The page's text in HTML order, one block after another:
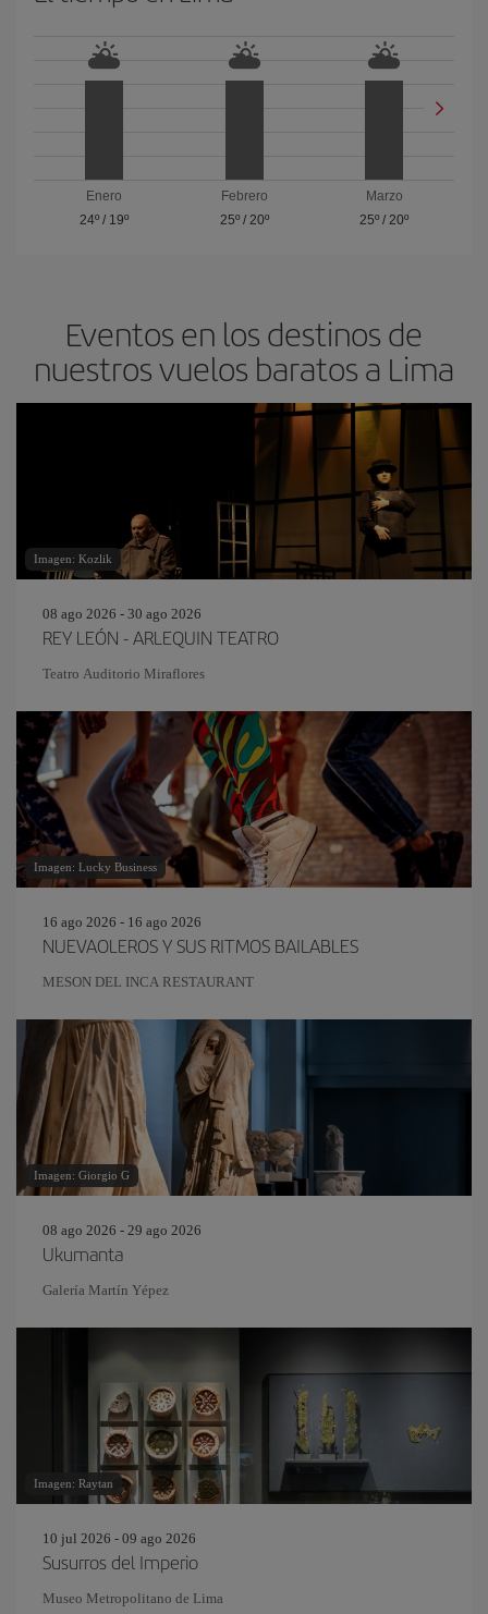
Enero
24º/ 19º
Febrero
25º/ 20º
Marzo
25º /20º
Eventos en los destinos de
nuestros vuelos baratos a Lima
Imagen: Kozlik
08 ago 2026 - 30 ago 2026
REY LEÓN - ARLEQUIN TEATRO
Teatro Auditorio Miraflores
Imagen: Lucky Business
16 ago 2026 - 16 ago 2026
NUEVAOLEROS Y SUS RITMOS BAILABLES
MESON DEL INCA RESTAURANT
Imagen: Giorgio G
08 ago 2026 - 29 ago 2026
Ukumanta
Galería Martín Yépez
Imagen: Raytan
10 jul 2026 - 09 ago 2026
Susurros del Imperio
Museo Metropolitano de Lima